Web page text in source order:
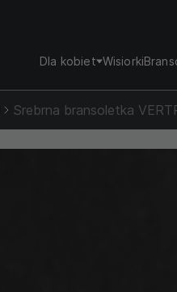
Dla kobiet Wisiorki
Srebrna bransoletka